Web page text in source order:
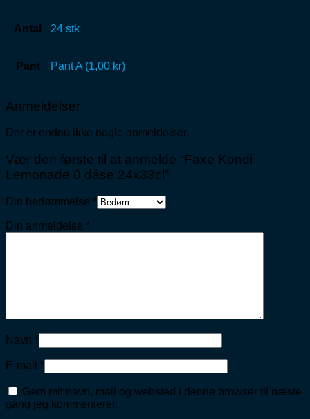
Antal 24 stk
Pant Pant A (1,00 kr)
Anmeldelser
Der er endnu ikke nogle anmeldelser.
Vær den første til at anmelde “Faxe Kondi
Lemonade 0 dåse 24x33cl”
Din bedømmelse *
Din anmeldelse *
Navn *
E-mail *
Gem mit navn, mail og websted i denne browser til næste
gang jeg kommenterer.